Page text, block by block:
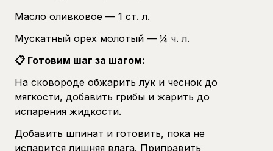
Масло оливковое — 1 ст. л.
Мускатный орех молотый — ¼ ч. л.
📋 Готовим шаг за шагом:
На сковороде обжарить лук и чеснок до
мягкости, добавить грибы и жарить до
испарения жидкости.
Добавить шпинат и готовить, пока не
испарится лишняя влага. Приправить